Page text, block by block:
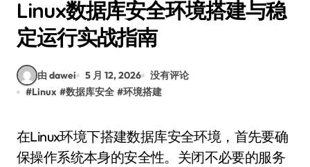
Linux数据库安全环境搭建与稳
定运行实战指南
由 dawei 5 月 12, 2026
没有评论
#Linux #数据库安全 #环境搭建
在Linux环境下搭建数据库安全环境，首先要确
保操作系统本身的安全性。关闭不必要的服务